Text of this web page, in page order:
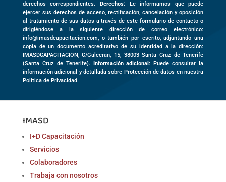
derechos correspondientes.
Derechos: Le informamos que puede
ejercer sus derechos de acceso, rectificación, cancelación y oposición
al tratamiento de sus datos a través de este formulario de contacto o
dirigiéndose a la siguiente dirección de correo electrónico:
info@imasdcapacitacion.com, o también por escrito, adjuntando una
copia de un documento acreditativo de su identidad a la dirección:
IMASDCAPACITACION,C/Galceran, 15, 38003Santa Cruz de Tenerife
(Santa Cruz de Tenerife).Información adicional: Puede consultar la
información adicional y detallada sobre Protección de datos en nuestra
Política de Privacidad.
IMASD
I+D Capacitación
Servicios
Colaboradores
Trabaja con nosotros